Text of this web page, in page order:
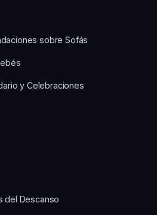
sobre Sofás
y Celebraciones
del Descanso